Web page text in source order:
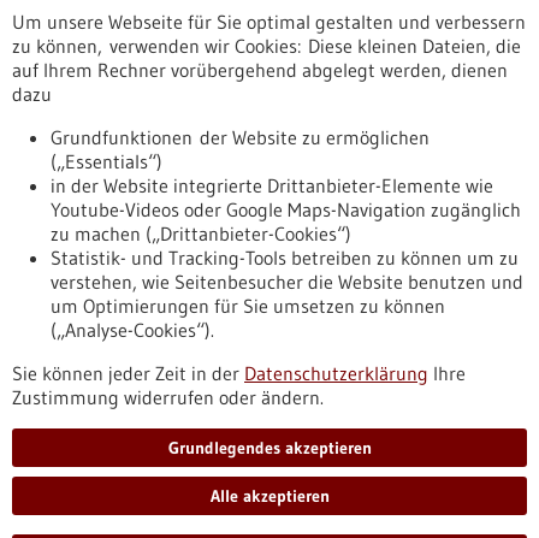
Erscheinungsdatum
Nach oben
Informiert bleiben
Newsletter abonnieren
Um unsere Webseite für Sie optimal gestalten und verbessern
zu können, verwenden wir Cookies: Diese kleinen Dateien, die
auf Ihrem Rechner vorübergehend abgelegt werden, dienen
dazu
Grundfunktionen der Website zu ermöglichen
(„Essentials“)
in der Website integrierte Drittanbieter-Elemente wie
Youtube-Videos oder Google Maps-Navigation zugänglich
zu machen („Drittanbieter-Cookies“)
Statistik- und Tracking-Tools betreiben zu können um zu
verstehen, wie Seitenbesucher die Website benutzen und
um Optimierungen für Sie umsetzen zu können
(„Analyse-Cookies“).
Sie können jeder Zeit in der Datenschutzerklärung Ihre
Zustimmung widerrufen oder ändern.
Grundlegendes akzeptieren
Alle akzeptieren